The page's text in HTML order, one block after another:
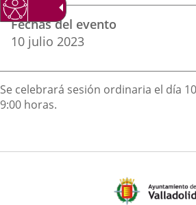
Datos
del
evento
Fechas del evento
10 julio 2023
Descripción
Se celebrará sesión ordinaria el día
9:00 horas.